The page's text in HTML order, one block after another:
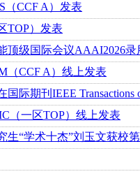
（CCF A）发表
TOP）发表
顶级国际会议AAAI2026录
（CCF A）线上发表
际期刊IEEE Transactions
（一区TOP）线上发表
“学术十杰”刘玉文获校